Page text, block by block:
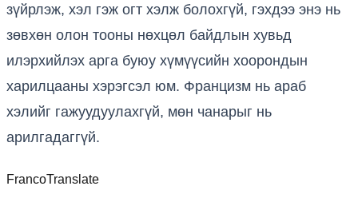
зүйрлэж, хэл гэж огт хэлж болохгүй, гэхдээ энэ нь
зөвхөн олон тооны нөхцөл байдлын хувьд
илэрхийлэх арга буюу хүмүүсийн хоорондын
харилцааны хэрэгсэл юм. Францизм нь араб
хэлийг гажуудуулахгүй, мөн чанарыг нь
арилгадаггүй.
FrancoTranslate